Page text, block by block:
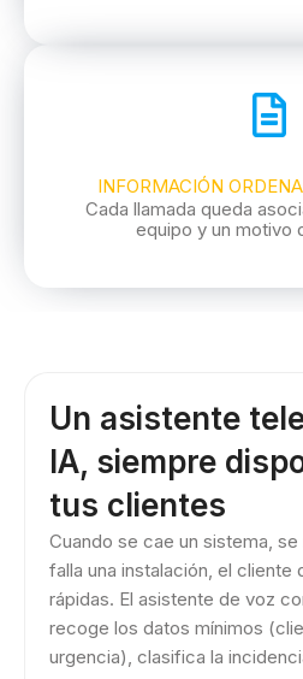
INFORMACIÓN
Cada llamada queda
equipo y un motivo
Un asistente
IA, siempre
tus clientes
Cuando se cae un sistema,
falla una instalación, el cliente
rápidas. El asistente de voz
recoge los datos mínimos
urgencia), clasifica la